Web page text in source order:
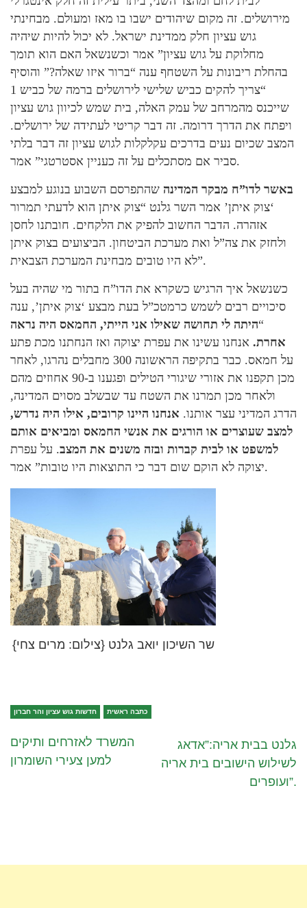
מירושלים. זה מקום שיהודים ישבו בו מאז ומעולם. מבחינתי
גוש עציון חלק ממדינת ישראל. לא יכול להיות שיהיה
מחלוקת על גוש עציון” אמר וכשנשאל האם הוא תומך
בהחלת ריבונות על השטחף ענה “ברור איזו שאלה?” והוסיף
“צריך להקים כביש שלישי לירושלים ברמה של כביש 1
שייכנס מהמרחב של עמק האלה, בית שמש לכיוון גוש עציון
ויפתח את הדרך דרומה. זה דבר קריטי לעתידה של ירושלים.
המצב שכיום נעים בדרכים עקלקלות לגוש עציון זה דבר בלתי
סביר אם מסתכלים על זה כעניין אסטרטגי” אמר.
באשר לדו”ח מבקר המדינה שהתפרסם השבוע בנוגע למבצע
‘צוק איתן’ אמר השר גלנט “צוק איתן הוא לדעתי תמרור
אזהרה. הדבר החשוב להפיק את הלקחים. חובתנו לחסן
ולחזק את צה”ל ואת מערכת הביטחון. הביצועים בצוק איתן
לא היו טובים מבחינת המערכת הצבאית”.
כשנשאל איך הרגיש כשקרא את הדו”ח בתור מי שהיה בעל
סיכויים רבים לשמש כרמטכ”ל בעת מבצע ‘צוק איתן’, ענה
“היתה לי תחושה שאילו אני הייתי, החמאס היה נראה
אחרת. אנחנו עשינו את עפרת יצוקה ואז הנחתנו מכת פתע
על חמאס. כבר בתקיפה הראשונה 300 מחבלים נהרגו, לאחר
מכן תקפנו את אזורי שיגורי הטילים ופגענו ב-90 אחוזים מהם
ולאחר מכן תמרנו את השטח עד שבשלב מסוים המדינה,
הדרג המדיני עצר אותנו. אנחנו היינו קרובים, אילו היה נדרש,
למצב שעוצרים או הורגים את אנשי החמאס ומביאים אותם
למשפט או לבית קברות ובזה משנים את המצב. על עפרת
יצוקה לא הוקם שום דבר כי התוצאות היו טובות” אמר.
שר השיכון יואב גלנט {צילום: מרים צחי}
חדשות גוש עציון והר חברון כתבה ראשית
המשרד לאזרחים ותיקים
למען צעירי השומרון
גלנט בבית אריה:”אדאג
לשילוש הישובים בית אריה
ועופרים”.